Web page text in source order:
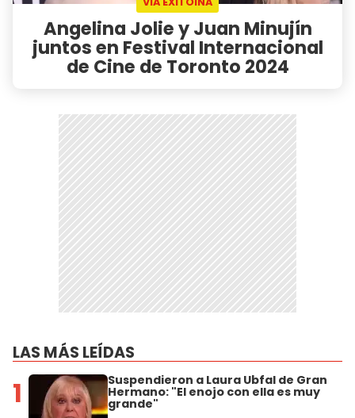
Angelina Jolie y Juan Minujín
juntos en Festival Internacional
de Cine de Toronto 2024
LAS MÁS LEÍDAS
1 Suspendieron a Laura Ubfal de Gran
Hermano: "El enojo con ella es muy
grande"